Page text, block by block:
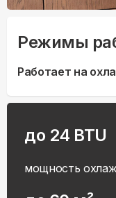
Режимы
Работает на
до 24 BTU
мощность